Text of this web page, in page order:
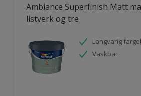
Ambiance Superfinish Matt
listverk og tre
Langvarig
Vaskbar